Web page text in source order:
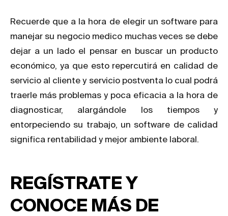
Recuerde que a la hora de elegir un software para
manejar su negocio medico muchas veces se debe
dejar a un lado el pensar en buscar un producto
económico, ya que esto repercutirá en calidad de
servicio al cliente y servicio postventa lo cual podrá
traerle más problemas y poca eficacia a la hora de
diagnosticar, alargándole los tiempos y
entorpeciendo su trabajo, un software de calidad
significa rentabilidad y mejor ambiente laboral.
REGÍSTRATE Y
CONOCE MÁS DE